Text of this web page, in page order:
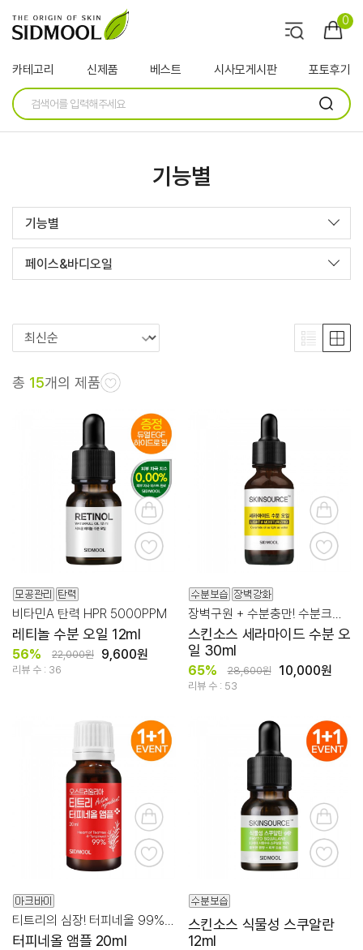
0
카테고리 신제품 베스트 시사모게시판 포토후기
기능별
기능별
페이스&바디오일
총 15개의 제품
비타민A 탄력 HPR 5000PPM
레티놀 수분 오일 12ml
56% 22,000원 9,600원
리뷰 수 : 36
스킨소스 세라마이드 수분 오
일 30ml
65% 28,600원 10,000원
리뷰 수 : 53
터피네올 앰플 20ml
스킨소스 식물성 스쿠알란
12ml